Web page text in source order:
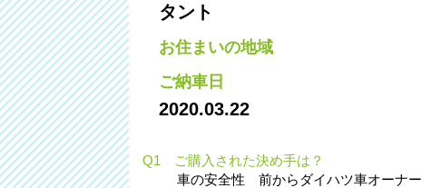
タント
お住まいの地域
ご納車日
2020.03.22
Q1 ご購入された決め手は？
車の安全性 前からダイハツ車オーナー